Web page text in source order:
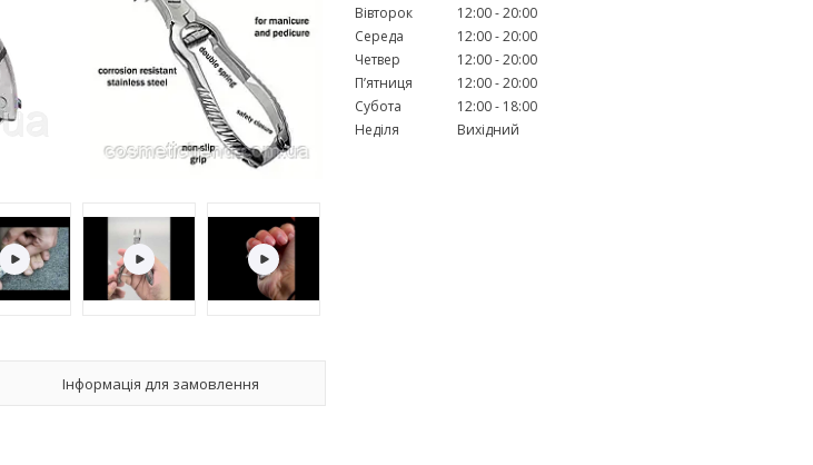
Інформація для замовлення
Вівторок
12:00 20:00
Середа
12:00 20:00
Четвер
12:00 20:00
Пʼятниця
12:00 20:00
Субота
12:00
18:00
Неділя
Вихідний